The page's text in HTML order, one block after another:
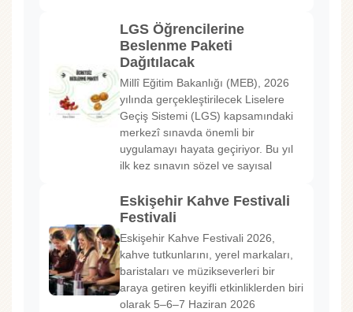
LGS Öğrencilerine
Beslenme Paketi
Dağıtılacak
Millî Eğitim Bakanlığı (MEB), 2026
yılında gerçekleştirilecek Liselere
Geçiş Sistemi (LGS) kapsamındaki
merkezî sınavda önemli bir
uygulamayı hayata geçiriyor. Bu yıl
ilk kez sınavın sözel ve sayısal
Eskişehir Kahve Festivali
Festivali
Eskişehir Kahve Festivali 2026,
kahve tutkunlarını, yerel markaları,
baristaları ve müzikseverleri bir
araya getiren keyifli etkinliklerden biri
olarak 5–6–7 Haziran 2026